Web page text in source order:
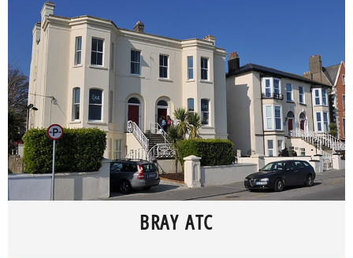
BRAY ATC